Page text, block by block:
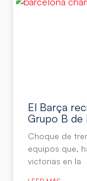
El Barça
Grupo B de
Choque de
equipos que,
victorias en la